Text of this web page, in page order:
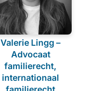
Valerie Lingg –
Advocaat
familierecht,
internationaal